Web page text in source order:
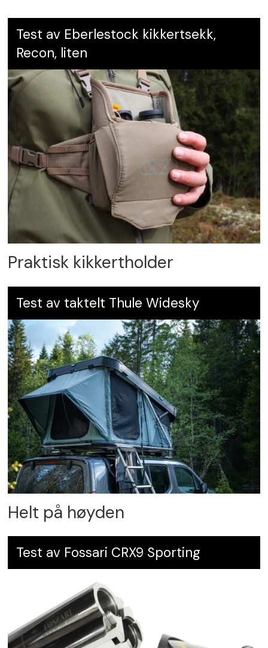
Test av Eberlestock kikkertsekk,
Recon, liten
Praktisk kikkertholder
Test av taktelt Thule Widesky
Helt på høyden
Test av Fossari CRX9 Sporting